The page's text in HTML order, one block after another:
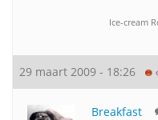
Ice-cream
29 maart 2009 - 18:26
Breakfast